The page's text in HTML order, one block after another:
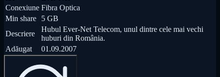
Conexiune Fibra Optica
Min share
5 GB
Descriere
Hubul Ever-Net Telecom, unul dintre cele mai vechi
huburi din România.
Adăugat
01.09.2007